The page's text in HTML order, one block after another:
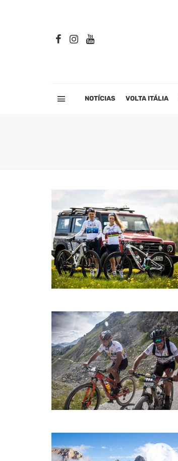
NOTÍCIAS VOLTA ITÁLIA